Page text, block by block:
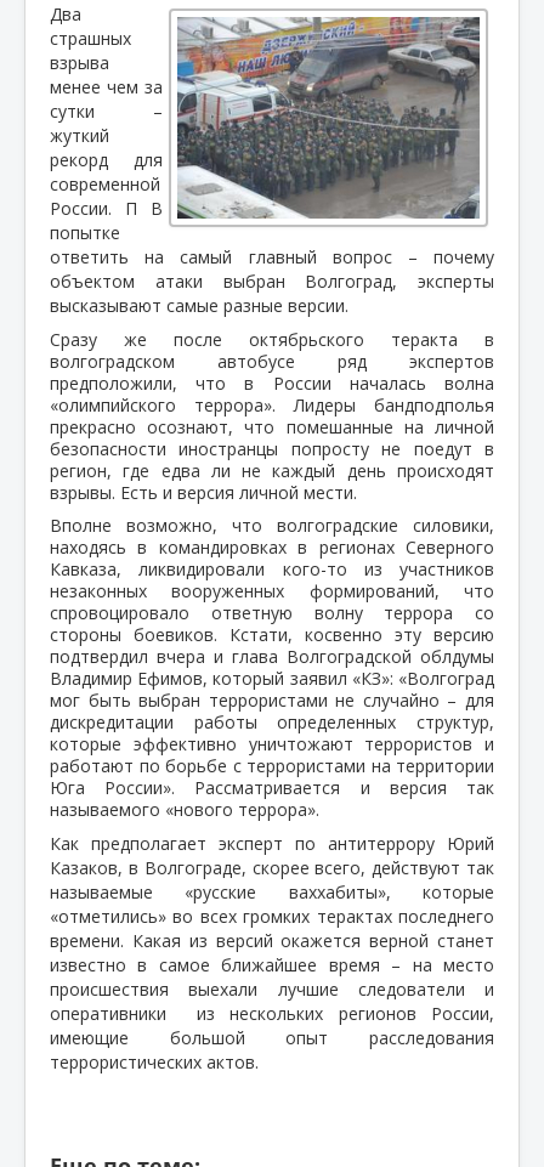
Два
страшных
взрыва
менее чем за
сутки –
жуткий
рекорд для
современной
России. П В
попытке
ответить на самый главный вопрос – почему
объектом атаки выбран Волгоград, эксперты
высказывают самые разные версии.
Сразу же после октябрьского теракта в
волгоградском автобусе ряд экспертов
предположили, что в России началась волна
«олимпийского террора». Лидеры бандподполья
прекрасно осознают, что помешанные на личной
безопасности иностранцы попросту не поедут в
регион, где едва ли не каждый день происходят
взрывы. Есть и версия личной мести.
Вполне возможно, что волгоградские силовики,
находясь в командировках в регионах Северного
Кавказа, ликвидировали кого-то из участников
незаконных вооруженных формирований, что
спровоцировало ответную волну террора со
стороны боевиков. Кстати, косвенно эту версию
подтвердил вчера и глава Волгоградской облдумы
Владимир Ефимов, который заявил «КЗ»: «Волгоград
мог быть выбран террористами не случайно – для
дискредитации работы определенных структур,
которые эффективно уничтожают террористов и
работают по борьбе с террористами на территории
Юга России». Рассматривается и версия так
называемого «нового террора».
Как предполагает эксперт по антитеррору Юрий
Казаков, в Волгограде, скорее всего, действуют так
называемые «русские ваххабиты», которые
«отметились» во всех громких терактах последнего
времени. Какая из версий окажется верной станет
известно в самое ближайшее время – на место
происшествия выехали лучшие следователи и
оперативники
из нескольких регионов России,
имеющие большой опыт расследования
террористических актов.